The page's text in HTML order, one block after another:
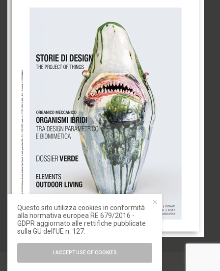
© 2020 IoArch. All Rights Reserved.
Questo sito utilizza cookies in conformità
alla normativa europea RE 679/2016 -
GDPR aggiornato alle rettifiche pubblicate
sulla GU dell’UE n. 127.
I ACCEPT USE OF COOKIES